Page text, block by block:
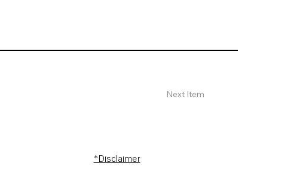
Next Item
*Disclaimer